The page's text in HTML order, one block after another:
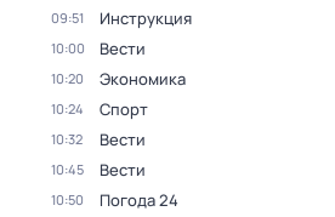
09:51 Инструкция
10:00 Вести
10:20 Экономика
10:24 Спорт
10:32 Вести
10:45 Вести
10:50 Погода 24